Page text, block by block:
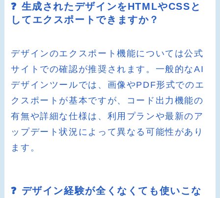
❓ 生成されたデザインをHTMLやCSSと
してエクスポートできますか？
デザインのエクスポート機能については公式
サイトでの確認が推奨されます。一般的なAI
デザインツールでは、画像やPDF形式でのエ
クスポートが基本ですが、コード出力機能の
有無や詳細な仕様は、利用プランや最新のア
ップデート状況によって異なる可能性があり
ます。
❓ デザイン経験が全くなくても使いこな